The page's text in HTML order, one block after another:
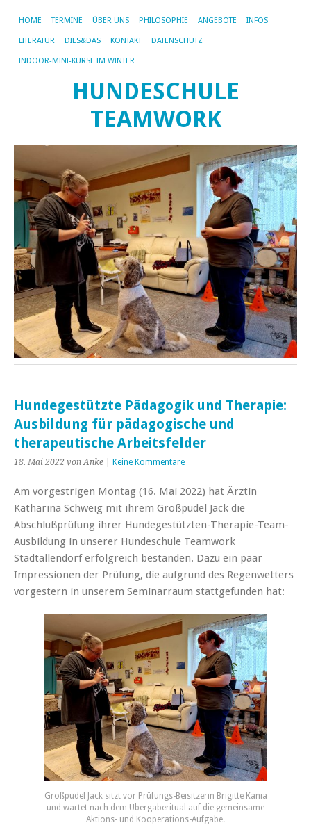
HOME TERMINE ÜBER UNS PHILOSOPHIE ANGEBOTE INFOS
LITERATUR DIES&DAS KONTAKT DATENSCHUTZ
INDOOR-MINI-KURSE IM WINTER
HUNDESCHULE
TEAMWORK
Hundegestützte Pädagogik und Therapie:
Ausbildung für pädagogische und
therapeutische Arbeitsfelder
18. Mai 2022 von Anke Keine Kommentare
Am vorgestrigen Montag (16. Mai 2022) hat Ärztin
Katharina Schweig mit ihrem Großpudel Jack die
Abschlußprüfung ihrer Hundegestützten-Therapie-Team-
Ausbildung in unserer Hundeschule Teamwork
Stadtallendorf erfolgreich bestanden. Dazu ein paar
Impressionen der Prüfung, die aufgrund des Regenwetters
vorgestern in unserem Seminarraum stattgefunden hat:
Großpudel Jack sitzt vor Prüfungs-Beisitzerin Brigitte Kania
und wartet nach dem Übergaberitual auf die gemeinsame
Aktions- und Kooperations-Aufgabe.